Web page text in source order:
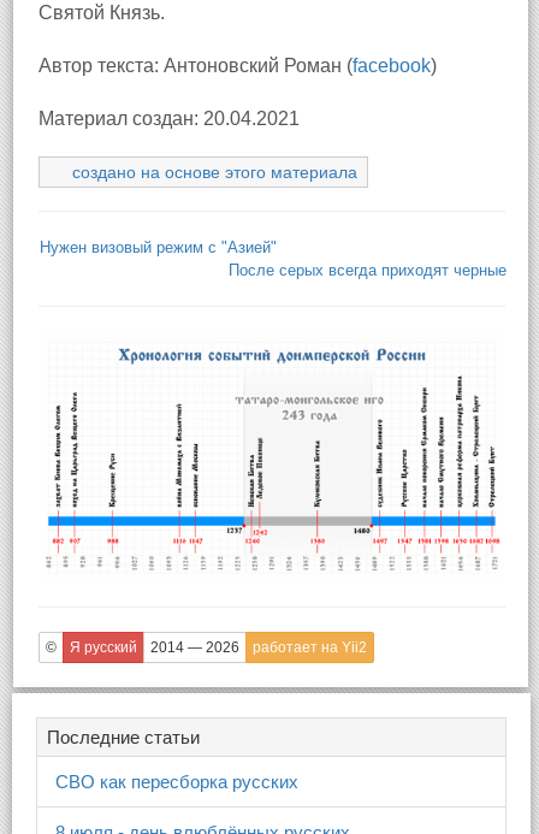
Святой Князь.
Автор текста: Антоновский Роман (facebook)
Материал создан: 20.04.2021
создано на основе этого материала
Нужен визовый режим с "Азией"
После серых всегда приходят черные
© Я русский 2014 — 2026 работает на Yii2
Последние статьи
СВО как пересборка русских